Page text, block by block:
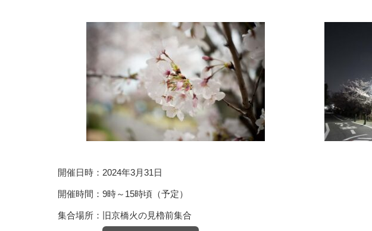
開催日時：2024年3月31日
開催時間：9時～15時頃（予定）
集合場所：旧京橋火の見櫓前集合